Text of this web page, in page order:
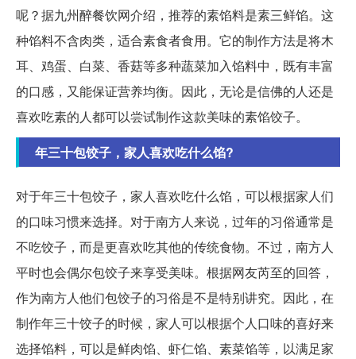
呢？据九州醉餐饮网介绍，推荐的素馅料是素三鲜馅。这
种馅料不含肉类，适合素食者食用。它的制作方法是将木
耳、鸡蛋、白菜、香菇等多种蔬菜加入馅料中，既有丰富
的口感，又能保证营养均衡。因此，无论是信佛的人还是
喜欢吃素的人都可以尝试制作这款美味的素馅饺子。
年三十包饺子，家人喜欢吃什么馅?
对于年三十包饺子，家人喜欢吃什么馅，可以根据家人们
的口味习惯来选择。对于南方人来说，过年的习俗通常是
不吃饺子，而是更喜欢吃其他的传统食物。不过，南方人
平时也会偶尔包饺子来享受美味。根据网友芮至的回答，
作为南方人他们包饺子的习俗是不是特别讲究。因此，在
制作年三十饺子的时候，家人可以根据个人口味的喜好来
选择馅料，可以是鲜肉馅、虾仁馅、素菜馅等，以满足家